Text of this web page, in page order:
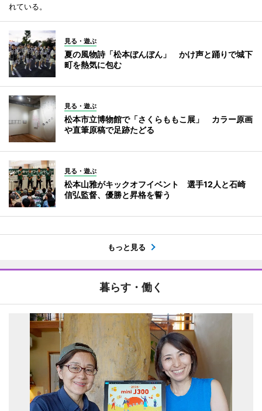
れている。
見る・遊ぶ
夏の風物詩「松本ぼんぼん」 かけ声と踊りで城下
町を熱気に包む
見る・遊ぶ
松本市立博物館で「さくらももこ展」 カラー原画
や直筆原稿で足跡たどる
見る・遊ぶ
松本山雅がキックオフイベント 選手12人と石崎
信弘監督、優勝と昇格を誓う
もっと見る
暮らす・働く